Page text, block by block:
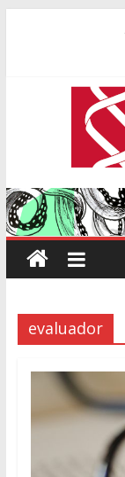
evaluador